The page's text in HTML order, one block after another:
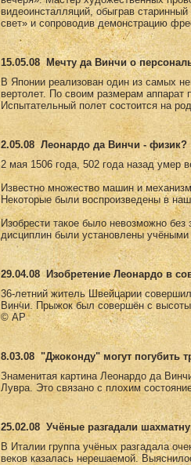
видеоинсталляций, обыграв
свет» и сопроводив демонстрацию
15.05.08 Мечту да Винчи о
В Японии реализован один из самых
вертолет. По своим размерам
Испытательный полет состоится на
2.05.08 Леонардо да Винчи - физик?
2 мая 1506 года, 502 года назад умер
Известно множество машин и
Некоторые были воспроизведены в
Изобрести такое было невозможно
дисциплин были установлены
29.04.08
Изобретение Леонардо в
36-летний житель Швейцарии
Винчи. Прыжок был совершён с
© AP
8.03.08 "Джоконду" могут погубить
Знаменитая картина Леонардо да
Лувра. Это связано с плохим
25.02.08 Учёные разгадали
В Италии группа учёных разгадала
веков казалась нерешаемой.